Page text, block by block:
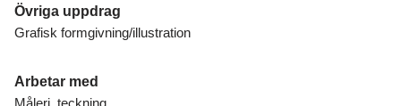
Övriga uppdrag
Grafisk formgivning/illustration
Arbetar med